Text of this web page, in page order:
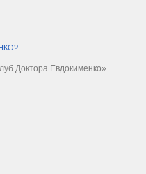
Доктора Евдокименко»